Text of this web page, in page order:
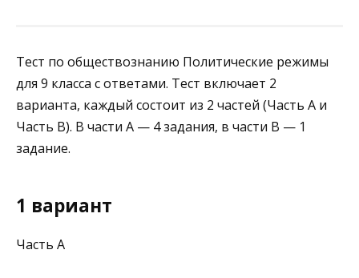
Тест по обществознанию Политические режимы
для 9 класса с ответами. Тест включает 2
варианта, каждый состоит из 2 частей (Часть А и
Часть В). В части А — 4 задания, в части В — 1
задание.
1 вариант
Часть А